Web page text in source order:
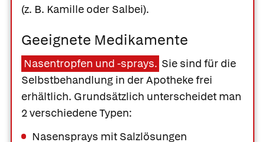
(z. B. Kamille oder Salbei).
Geeignete Medikamente
Nasentropfen und -sprays. Sie sind für die
Selbstbehandlung in der Apotheke frei
erhältlich. Grundsätzlich unterscheidet man
2 verschiedene Typen:
Nasensprays mit Salzlösungen